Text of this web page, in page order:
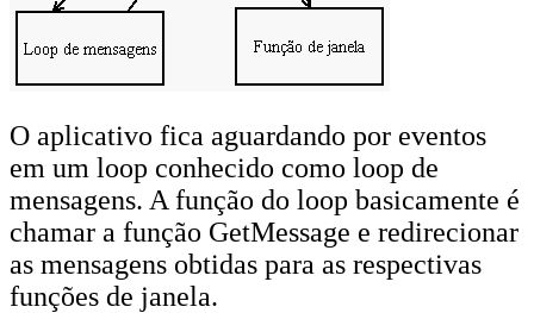
O aplicativo fica aguardando por eventos
em um loop conhecido como loop de
mensagens. A função do loop basicamente é
chamar a função GetMessage e redirecionar
as mensagens obtidas para as respectivas
funções de janela.